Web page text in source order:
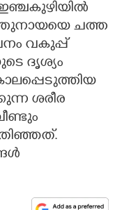
ചത്ത
വകുപ്പ്
ദൃശ്യം
ശരീര